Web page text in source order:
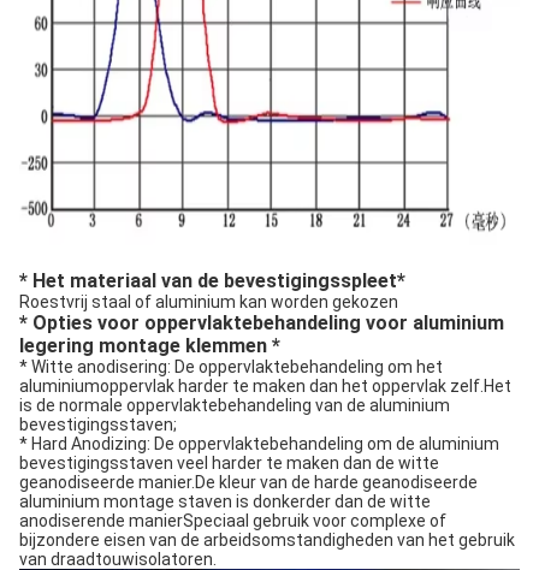
* Het materiaal van de bevestigingsspleet*
Roestvrij staal of aluminium kan worden gekozen
* Opties voor oppervlaktebehandeling voor aluminium
legering montage klemmen *
* Witte anodisering: De oppervlaktebehandeling om het
aluminiumoppervlak harder te maken dan het oppervlak zelf.Het
is de normale oppervlaktebehandeling van de aluminium
bevestigingsstaven;
* Hard Anodizing: De oppervlaktebehandeling om de aluminium
bevestigingsstaven veel harder te maken dan de witte
geanodiseerde manier.De kleur van de harde geanodiseerde
aluminium montage staven is donkerder dan de witte
anodiserende manierSpeciaal gebruik voor complexe of
bijzondere eisen van de arbeidsomstandigheden van het gebruik
van draadtouwisolatoren.